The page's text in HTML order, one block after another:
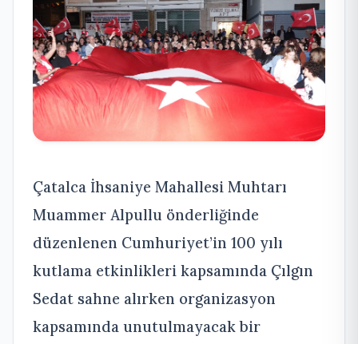
Çatalca İhsaniye Mahallesi Muhtarı
Muammer Alpullu önderliğinde
düzenlenen Cumhuriyet’in 100 yılı
kutlama etkinlikleri kapsamında Çılgın
Sedat sahne alırken organizasyon
kapsamında unutulmayacak bir